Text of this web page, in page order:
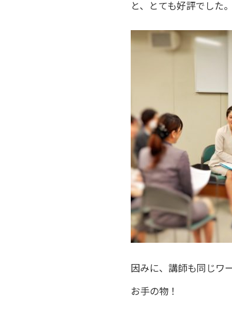
と、とても好評でした。
因みに、講師も同じワ
お手の物！